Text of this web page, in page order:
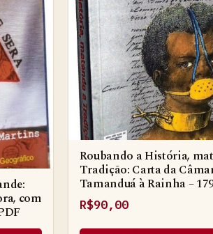
com
Roubando a História,
Tradição: Carta da
Tamanduá à Rainha –
R$90,00